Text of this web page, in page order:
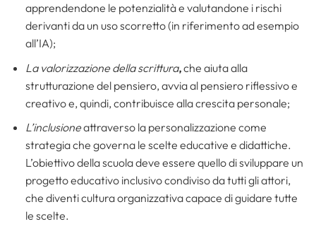
apprendendone le potenzialità e valutandone i rischi
derivanti da un uso scorretto (in riferimento ad esempio
all’IA);
La valorizzazione della scrittura,che aiuta alla
strutturazione del pensiero, avvia al pensiero riflessivo e
creativo e, quindi, contribuisce alla crescita personale;
L’inclusioneattraverso la personalizzazione come
strategia che governa le scelte educative e didattiche.
L’obiettivo della scuola deve essere quello di sviluppare un
progetto educativo inclusivo condiviso da tutti gli attori,
che diventi cultura organizzativa capace di guidare tutte
le scelte.